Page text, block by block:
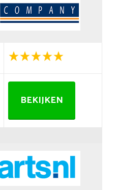
BEKIJKEN